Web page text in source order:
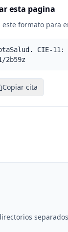
esta pagina
este formato para
CIE-
2b59z
Copiar cita